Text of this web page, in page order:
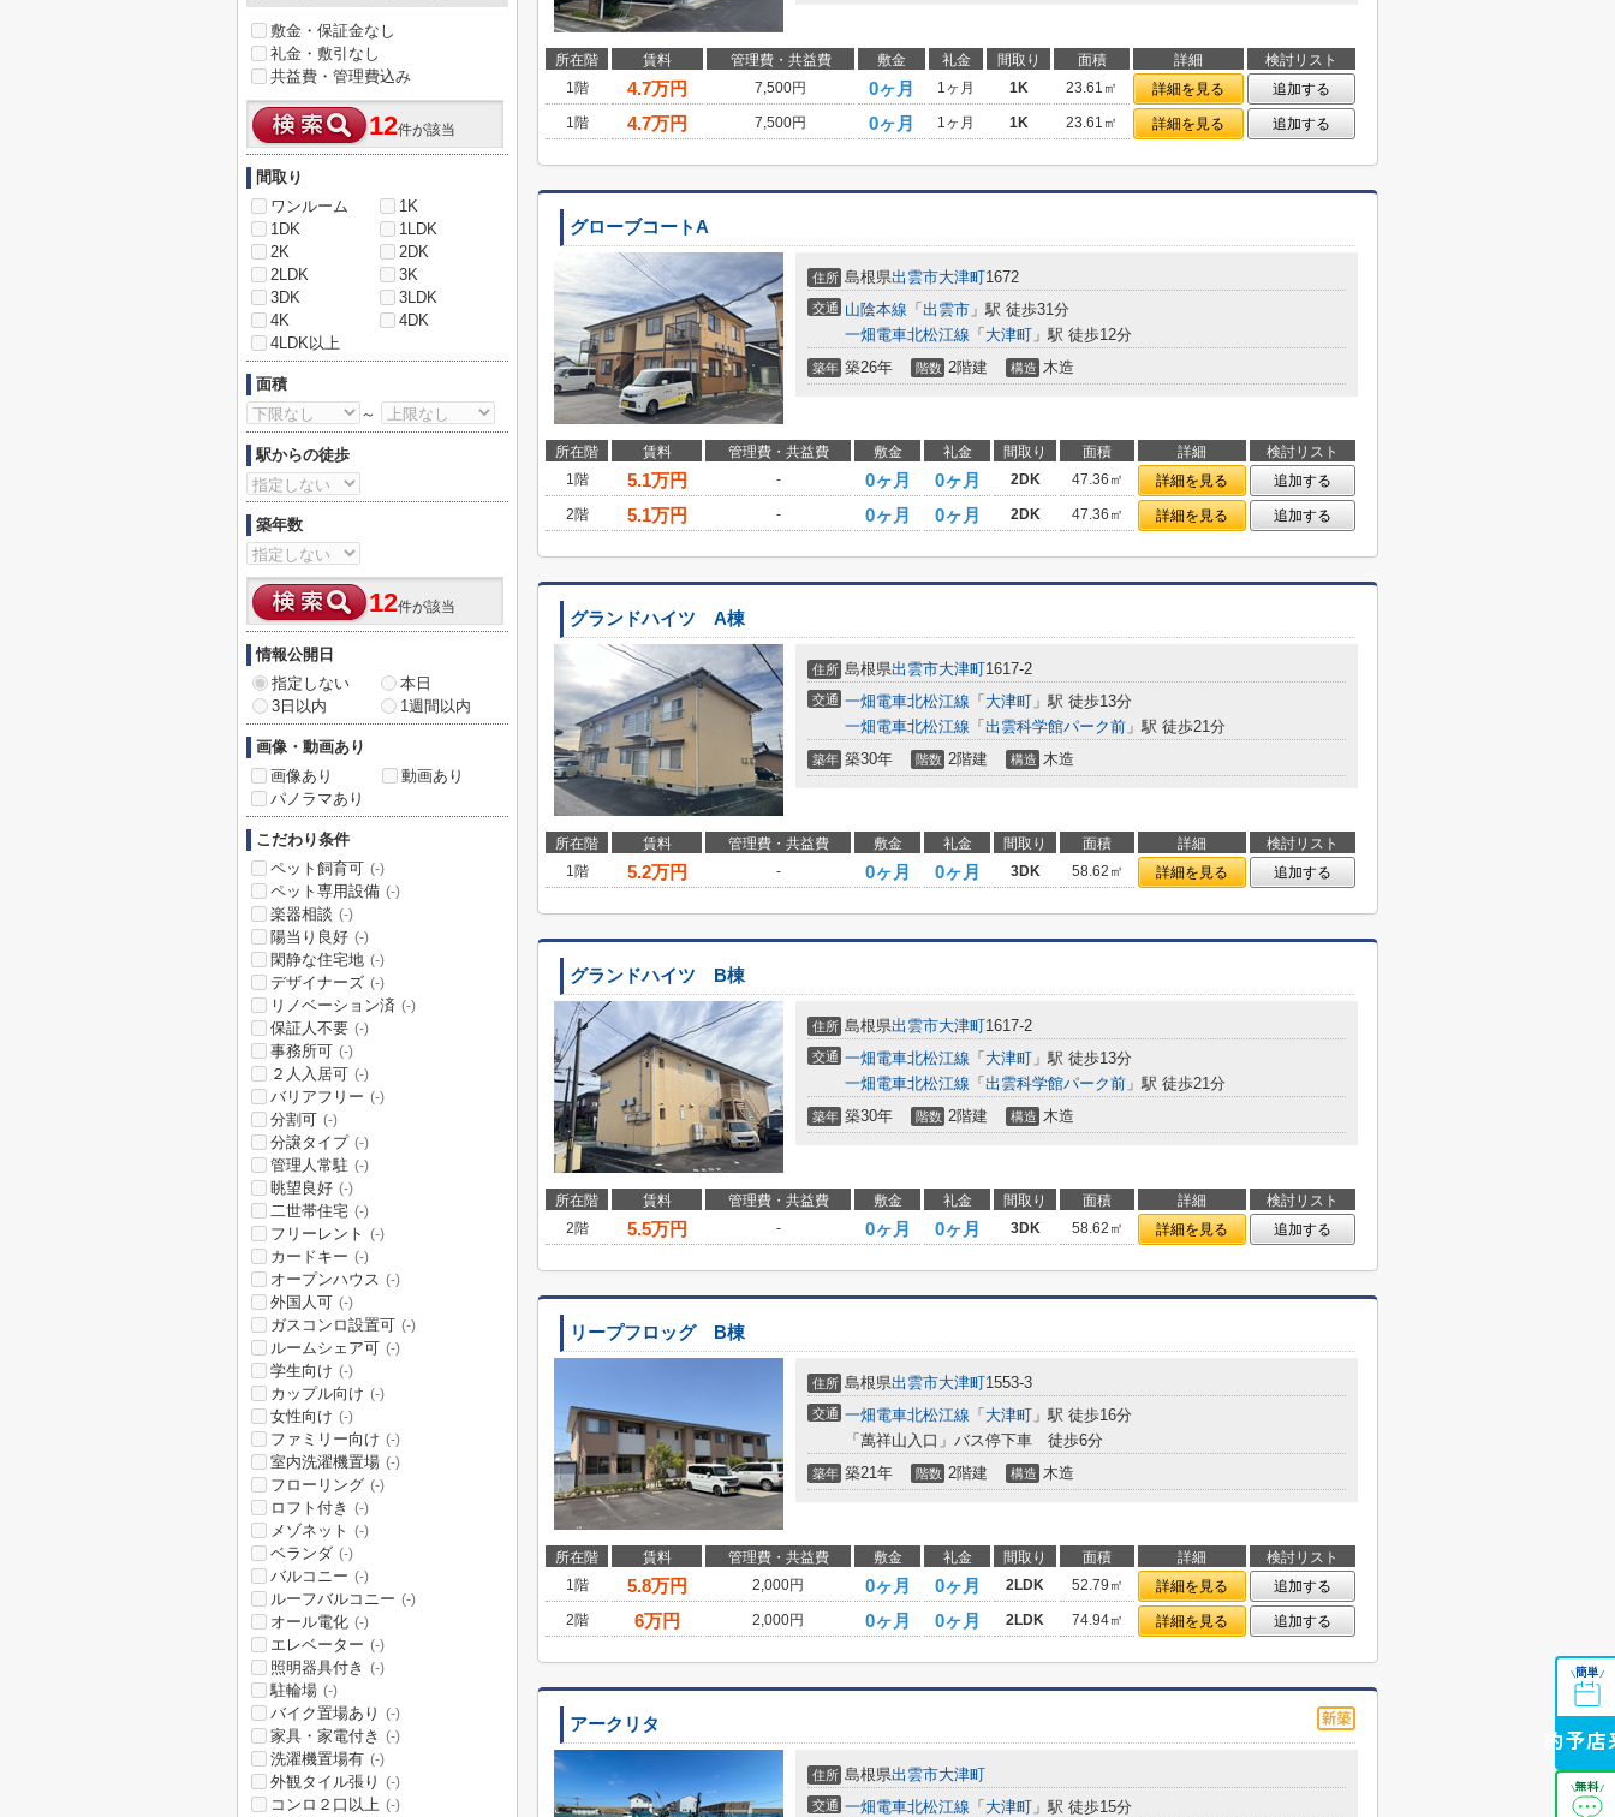
所在階 賃料 管理費・共益費 敷金 礼金 間取り 面積 詳細
検討リスト
1階
4.7万円 7,500円 0ヶ月 1ヶ月 1K 23.61㎡ 詳細を見る
追加する
1階
4.7万円 7,500円 0ヶ月 1ヶ月 1K 23.61㎡ 詳細を見る 追加する
グローブコートA
住所 島根県出雲市大津町1672
交通 山陰本線 「 出雲市 」駅 徒歩31分
一畑電車北松江線 「 大津町 」駅 徒歩12分
築年 築26年 階数 2階建 構造 木造
所在階 賃料 管理費・共益費 敷金 礼金 間取り 面積 詳細
検討リスト
1階
5.1万円 - 0ヶ月 0ヶ月 2DK 47.36㎡ 詳細を見る
追加する
2階
5.1万円 - 0ヶ月 0ヶ月 2DK 47.36㎡ 詳細を見る 追加する
グランドハイツ A棟
住所 島根県出雲市大津町1617-2
交通 一畑電車北松江線 「 大津町 」駅 徒歩13分
一畑電車北松江線 「 出雲科学館パーク前 」駅 徒歩21分
築年 築30年 階数 2階建 構造 木造
所在階 賃料 管理費・共益費 敷金 礼金 間取り 面積 詳細
検討リスト
1階
5.2万円 - 0ヶ月 0ヶ月 3DK 58.62㎡ 詳細を見る 追加する
グランドハイツ B棟
住所 島根県出雲市大津町1617-2
交通 一畑電車北松江線 「 大津町 」駅 徒歩13分
一畑電車北松江線 「 出雲科学館パーク前 」駅 徒歩21分
築年 築30年 階数 2階建 構造 木造
所在階 賃料 管理費・共益費 敷金 礼金 間取り 面積 詳細
検討リスト
2階
5.5万円 - 0ヶ月 0ヶ月 3DK 58.62㎡ 詳細を見る 追加する
リープフロッグ B棟
住所 島根県出雲市大津町1553-3
交通 一畑電車北松江線 「 大津町 」駅 徒歩16分
「萬祥山入口」バス停下車 徒歩6分
築年 築21年 階数 2階建 構造 木造
所在階 賃料 管理費・共益費 敷金 礼金 間取り 面積 詳細
検討リスト
1階
5.8万円 2,000円 0ヶ月 0ヶ月 2LDK 52.79㎡ 詳細を見る
追加する
2階
6万円 2,000円 0ヶ月 0ヶ月 2LDK 74.94㎡ 詳細を見る 追加する
アークリタ
住所 島根県出雲市大津町
交通 一畑電車北松江線 「 大津町 」駅 徒歩15分
敷金・保証金なし
礼金・敷引なし
共益費・管理費込み
12件が該当
間取り
ワンルーム
1K
1DK
1LDK
2K
2DK
2LDK
3K
3DK
3LDK
4K
4DK
4LDK以上
面積
～
駅からの徒歩
築年数
12件が該当
情報公開日
指定しない
本日
3日以内
1週間以内
画像・動画あり
画像あり
動画あり
パノラマあり
こだわり条件
ペット飼育可 (-)
ペット専用設備 (-)
楽器相談 (-)
陽当り良好 (-)
閑静な住宅地 (-)
デザイナーズ (-)
リノベーション済 (-)
保証人不要 (-)
事務所可 (-)
２人入居可 (-)
バリアフリー (-)
分割可 (-)
分譲タイプ (-)
管理人常駐 (-)
眺望良好 (-)
二世帯住宅 (-)
フリーレント (-)
カードキー (-)
オープンハウス (-)
外国人可 (-)
ガスコンロ設置可 (-)
ルームシェア可 (-)
学生向け (-)
カップル向け (-)
女性向け (-)
ファミリー向け (-)
室内洗濯機置場 (-)
フローリング (-)
ロフト付き (-)
メゾネット (-)
ベランダ (-)
バルコニー (-)
ルーフバルコニー (-)
オール電化 (-)
エレベーター (-)
照明器具付き (-)
駐輪場 (-)
バイク置場あり (-)
家具・家電付き (-)
洗濯機置場有 (-)
外観タイル張り (-)
コンロ２口以上 (-)
\簡単/
来店予約
\無料/